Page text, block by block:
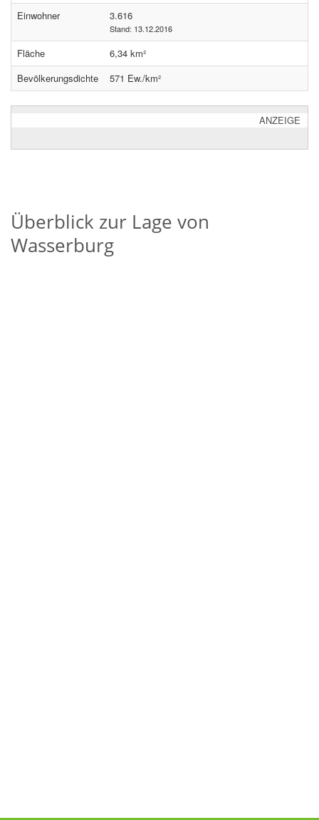
Einwohner 3.616
Stand: 13.12.2016
Fläche
6,34 km²
Bevölkerungsdichte
571 Ew./km²
ANZEIGE
Überblick zur Lage von
Wasserburg